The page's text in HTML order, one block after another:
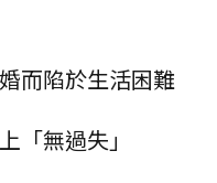
而陷於生活困難
「無過失」